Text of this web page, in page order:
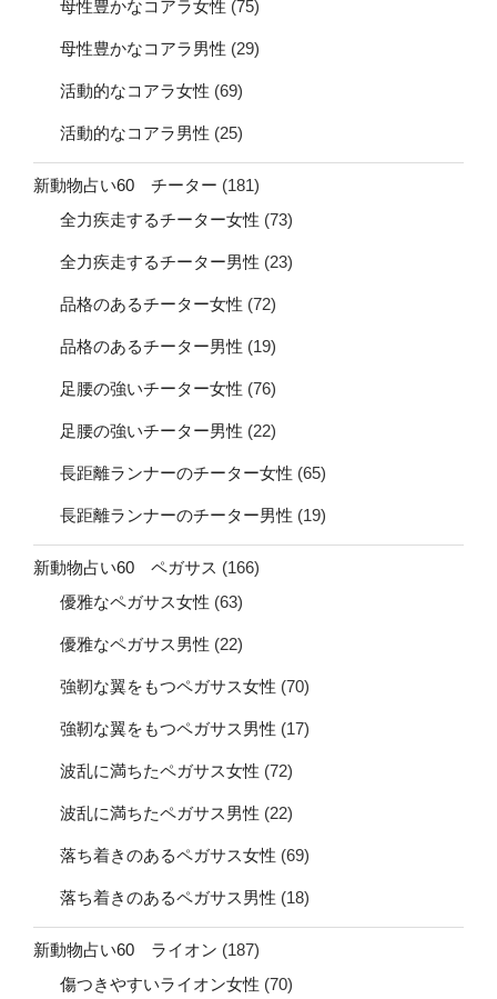
母性豊かなコアラ女性 (75)
母性豊かなコアラ男性 (29)
活動的なコアラ女性 (69)
活動的なコアラ男性 (25)
新動物占い60 チーター (181)
全力疾走するチーター女性 (73)
全力疾走するチーター男性 (23)
品格のあるチーター女性 (72)
品格のあるチーター男性 (19)
足腰の強いチーター女性 (76)
足腰の強いチーター男性 (22)
長距離ランナーのチーター女性 (65)
長距離ランナーのチーター男性 (19)
新動物占い60 ペガサス (166)
優雅なペガサス女性 (63)
優雅なペガサス男性 (22)
強靭な翼をもつペガサス女性 (70)
強靭な翼をもつペガサス男性 (17)
波乱に満ちたペガサス女性 (72)
波乱に満ちたペガサス男性 (22)
落ち着きのあるペガサス女性 (69)
落ち着きのあるペガサス男性 (18)
新動物占い60 ライオン (187)
傷つきやすいライオン女性 (70)